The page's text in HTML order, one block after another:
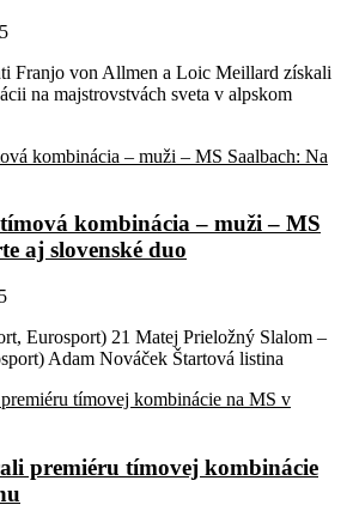
Franjo von Allmen a Loic Meillard získali
na majstrovstvách sveta v alpskom
kombinácia – muži – MS
aj slovenské duo
Eurosport) 21 Matej Prieložný Slalom –
Adam Nováček Štartová listina
premiéru tímovej kombinácie